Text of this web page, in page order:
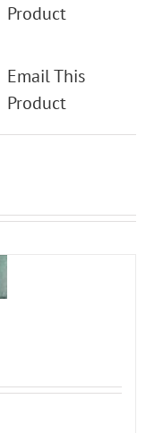
Product
Email This
Product